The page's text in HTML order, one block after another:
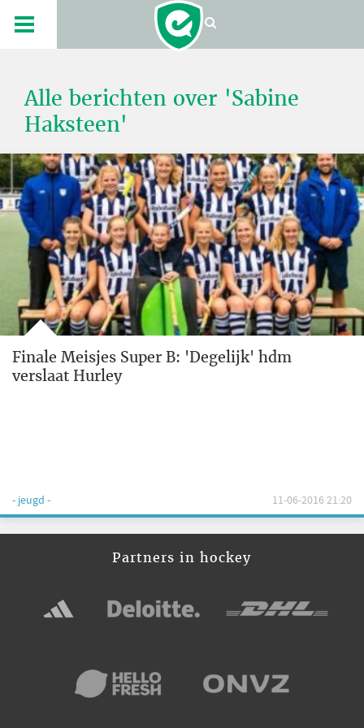
Alle berichten over 'Sabine
Haksteen'
Finale Meisjes Super B: 'Degelijk' hdm
verslaat Hurley
- jeugd - 11-06-2016 21:20
Partners in hockey